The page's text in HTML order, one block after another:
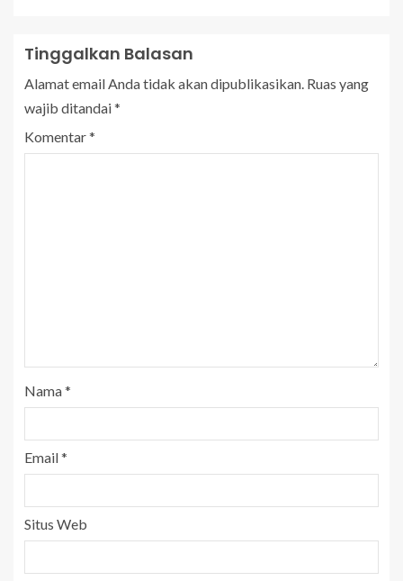
Tinggalkan Balasan
Alamat email Anda tidak akan dipublikasikan. Ruas yang
wajib ditandai*
Komentar*
Nama*
Email*
Situs Web